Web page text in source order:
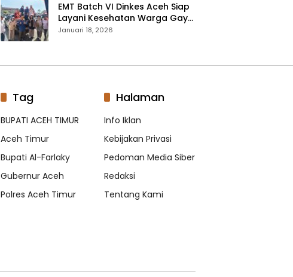
EMT Batch VI Dinkes Aceh Siap
Layani Kesehatan Warga Gayo
Lues, Ini Lokasi Yang Akan
Januari 18, 2026
Tag
BUPATI ACEH TIMUR
Aceh Timur
Bupati Al-Farlaky
Gubernur Aceh
Polres Aceh Timur
Halaman
Info Iklan
Kebijakan Privasi
Pedoman Media Siber
Redaksi
Tentang Kami